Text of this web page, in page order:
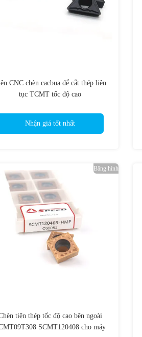
CNC chèn cacbua để cắt thép liên
tục TCMT tốc độ cao
Nhận giá tốt nhất
Băng hình
tiện thép tốc độ cao bên ngoài
SCMT120408 cho máy